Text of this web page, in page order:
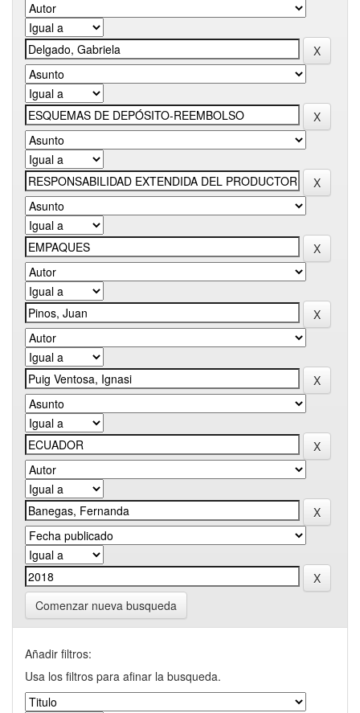
Comenzar nueva busqueda
Añadir filtros:
Usa los filtros para afinar la busqueda.